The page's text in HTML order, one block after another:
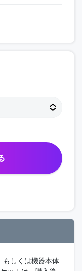
もしくは機器本体